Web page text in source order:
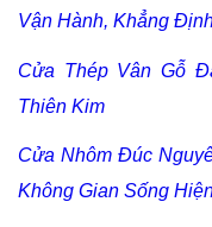
Vận Hành, Khẳng
Cửa Thép Vân Gỗ
Thiên Kim
Cửa Nhôm Đúc
Không Gian Sống